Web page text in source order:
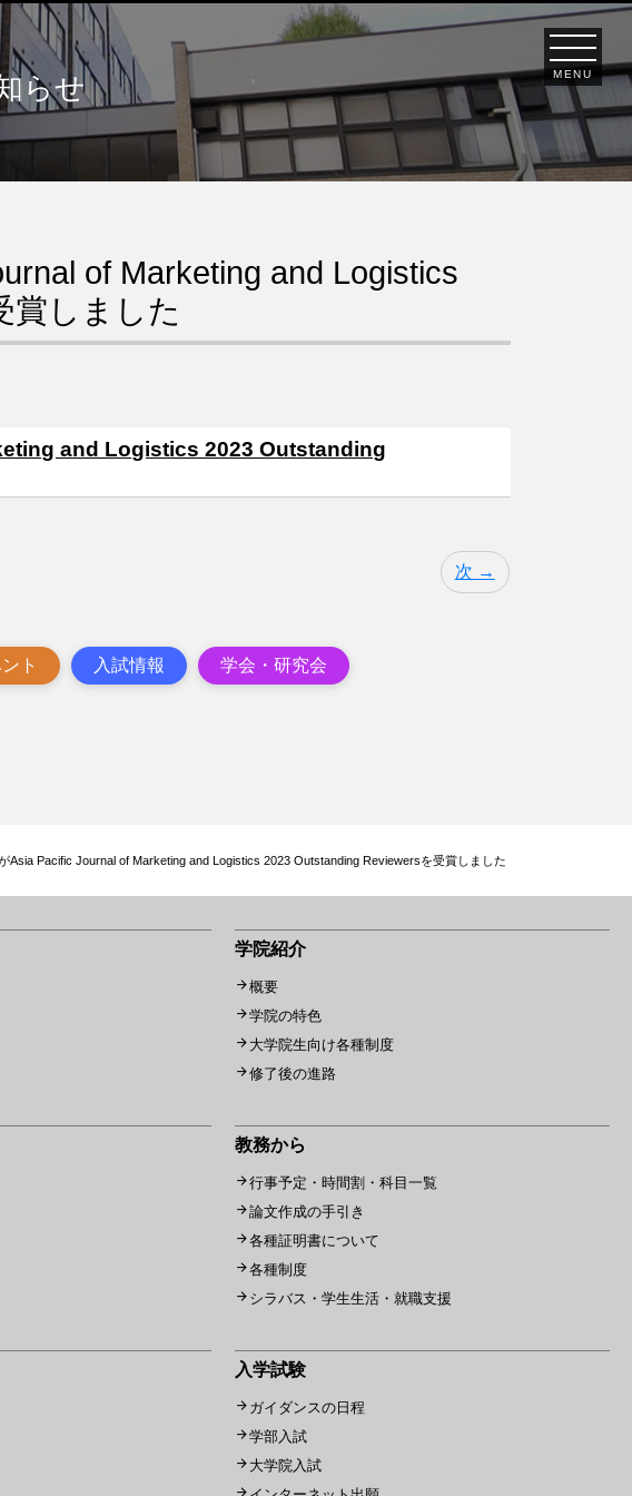
MENU
らせ
of Marketing and Logistics
賞しました
and Logistics 2023 Outstanding
次 →
ト 入試情報 学会・研究会
Asia Pacific Journal of Marketing and Logistics 2023 Outstanding Reviewersを受賞しました
学院紹介
概要
学院の特色
大学院生向け各種制度
修了後の進路
教務から
行事予定・時間割・科目一覧
論文作成の手引き
各種証明書について
各種制度
シラバス・学生生活・就職支援
入学試験
ガイダンスの日程
学部入試
大学院入試